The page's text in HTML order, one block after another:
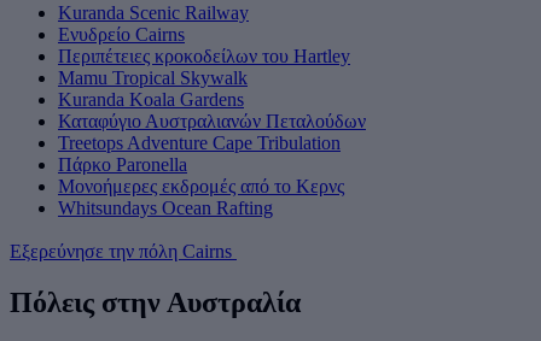
Kuranda Scenic Railway
Ενυδρείο Cairns
Περιπέτειες κροκοδείλων του Hartley
Mamu Tropical Skywalk
Kuranda Koala Gardens
Καταφύγιο Αυστραλιανών Πεταλούδων
Treetops Adventure Cape Tribulation
Πάρκο Paronella
Μονοήμερες εκδρομές από το Κερνς
Whitsundays Ocean Rafting
Εξερεύνησε την πόλη Cairns
Πόλεις στην Αυστραλία